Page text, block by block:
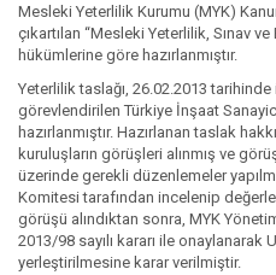
9 Ekim 2018 / Europass Merkezleri Ağı
urumu Ev Sahipliğinde İstanbul’da
9 Ekim 2018 / 33 Meslekte Belge
Mesleki Yeterlilik Kurumu (MYK)
çıkartılan “Mesleki Yeterlilik, Sınav
hükümlerine göre hazırlanmıştır.
Yeterlilik taslağı, 26.02.2013
görevlendirilen Türkiye İnşaat
hazırlanmıştır. Hazırlanan taslak
kuruluşların görüşleri alınmış ve
üzerinde gerekli düzenlemeler
Komitesi tarafından incelenip
görüşü alındıktan sonra, MYK
2013/98 sayılı kararı ile onaylanarak
yerleştirilmesine karar verilmiştir.